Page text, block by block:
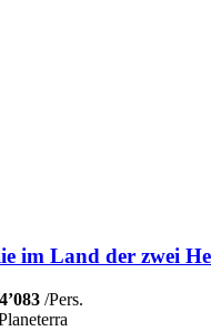
im Land der zwei
/Pers.